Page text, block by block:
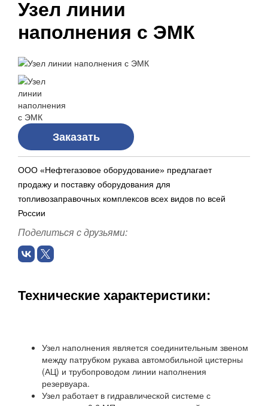
Узел линии
наполнения с ЭМК
Заказать
ООО «Нефтегазовое оборудование» предлагает
продажу и поставку оборудования для
топливозаправочных комплексов всех видов по всей
России
Поделиться с друзьями:
Технические характеристики:
Узел наполнения является соединительным звеном
между патрубком рукава автомобильной цистерны
(АЦ) и трубопроводом линии наполнения
резервуара.
Узел работает в гидравлической системе с